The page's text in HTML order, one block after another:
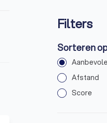
Filters
Sorteren
Afstand
Score